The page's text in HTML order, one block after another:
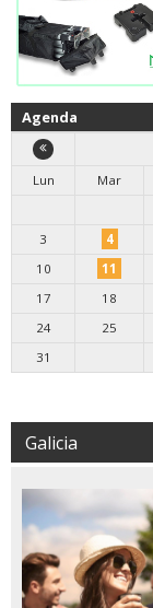
Agenda
Lun
Mar
3
4
10
11
17
18
24
25
31
Galicia